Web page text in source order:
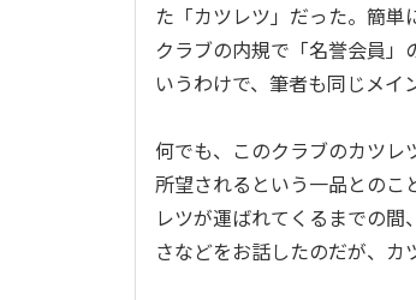
た「カツレツ」だった。簡
クラブの内規で「名誉会員
いうわけで、筆者も同じメイ
何でも、このクラブのカツ
所望されるという一品とのこ
レツが運ばれてくるまでの
さなどをお話したのだが、カ